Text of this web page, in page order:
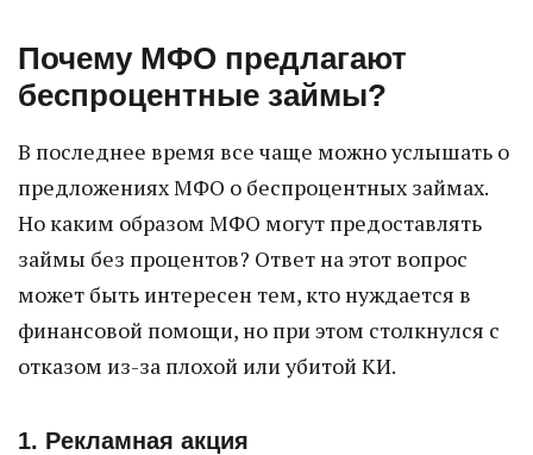
Почему МФО предлагают
беспроцентные займы?
В последнее время все чаще можно услышать о
предложениях МФО о беспроцентных займах.
Но каким образом МФО могут предоставлять
займы без процентов? Ответ на этот вопрос
может быть интересен тем, кто нуждается в
финансовой помощи, но при этом столкнулся с
отказом из-за плохой или убитой КИ.
1. Рекламная акция